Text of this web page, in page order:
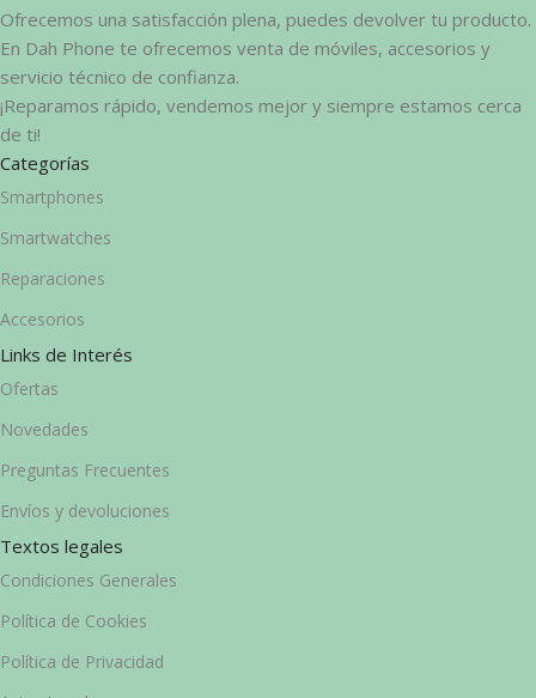
Ofrecemos una satisfacción plena, puedes devolver tu producto.
En Dah Phone te ofrecemos venta de móviles, accesorios y
servicio técnico de confianza.
¡Reparamos rápido, vendemos mejor y siempre estamos cerca
de ti!
Categorías
Smartphones
Smartwatches
Reparaciones
Accesorios
Links de Interés
Ofertas
Novedades
Preguntas Frecuentes
Envíos y devoluciones
Textos legales
Condiciones Generales
Política de Cookies
Política de Privacidad